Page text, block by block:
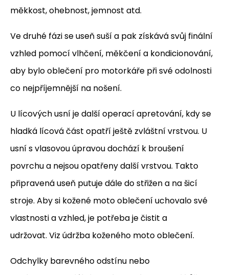
měkkost, ohebnost, jemnost atd.
Ve druhé fázi se useň suší a pak získává svůj finální
vzhled pomocí vlhčení, měkčení a kondicionování,
aby bylo oblečení pro motorkáře při své odolnosti
co nejpříjemnější na nošení.
U lícových usní je další operací apretování, kdy se
hladká lícová část opatří ještě zvláštní vrstvou. U
usní s vlasovou úpravou dochází k broušení
povrchu a nejsou opatřeny další vrstvou. Takto
připravená useň putuje dále do střižen a na šicí
stroje. Aby si kožené moto oblečení uchovalo své
vlastnosti a vzhled, je potřeba je čistit a
udržovat. Viz údržba koženého moto oblečení.
Odchylky barevného odstínu nebo